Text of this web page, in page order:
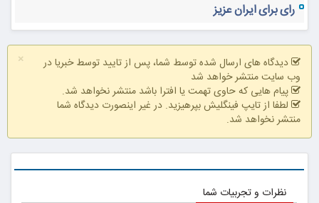
رای برای ایران عزیز
×
دیدگاه های ارسال شده توسط شما، پس از تایید توسط خبریا در
وب سایت منتشر خواهد شد
پیام هایی که حاوی تهمت یا افترا باشد منتشر نخواهد شد.
لطفا از تایپ فینگلیش بپرهیزید. در غیر اینصورت دیدگاه شما
منتشر نخواهد شد.
نظرات و تجربیات شما